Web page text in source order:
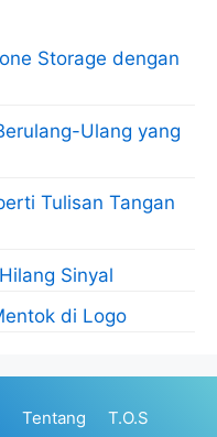
Storage dengan
Ulang yang
Tulisan Tangan
Sinyal
di Logo
Tentang T.O.S